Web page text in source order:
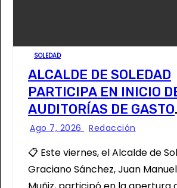
SOLEDAD
ALCALDE DE SOLEDAD
PARTICIPA EN INICIO
AUDITORÍAS DE GASTO
FEDERALIZADO 📝
Ago 7, 2026 Redacción
📋 Este viernes, el Alcalde de
Graciano Sánchez, Juan